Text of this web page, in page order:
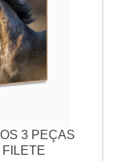
3 PEÇAS